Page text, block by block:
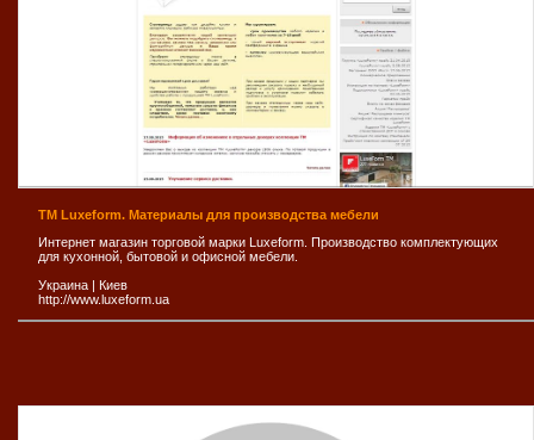
TM Luxeform. Материалы для производства мебели
Интернет магазин торговой марки Luxeform. Производство комплектующих
для кухонной, бытовой и офисной мебели.
Украина | Киев
http://www.luxeform.ua